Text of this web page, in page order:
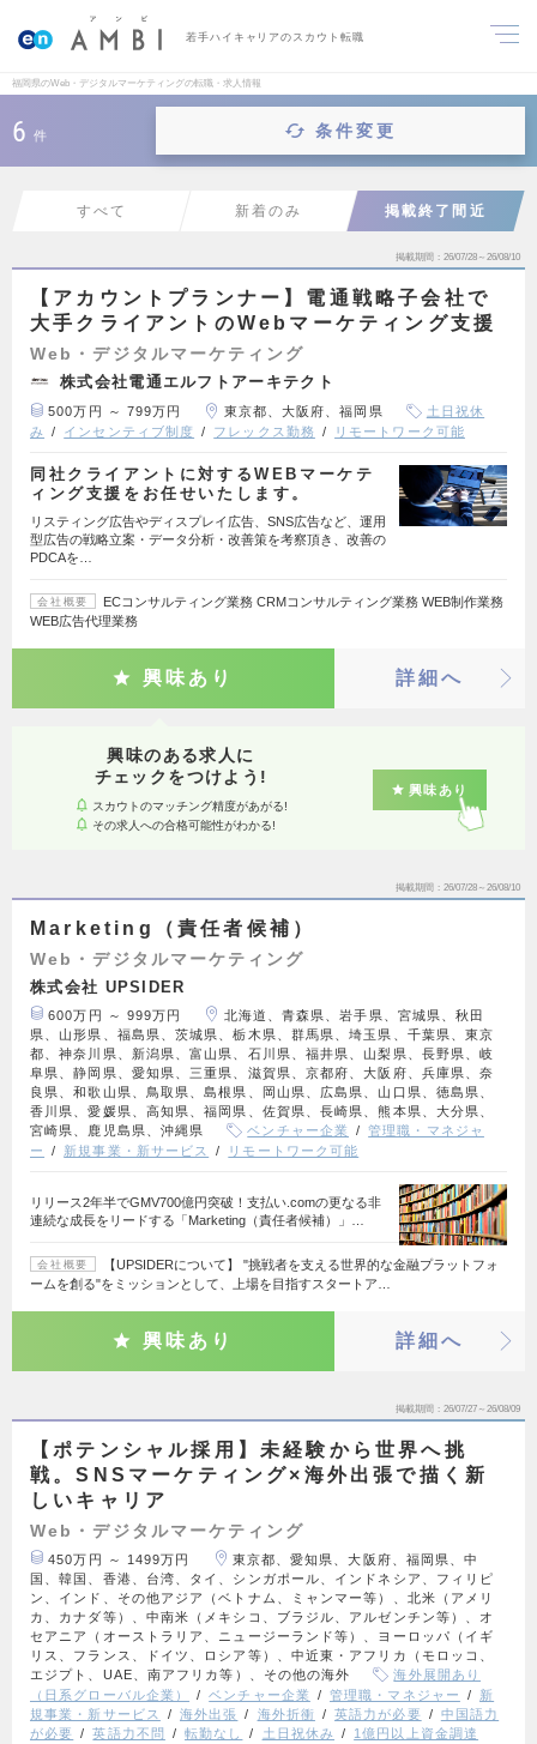
若手ハイキャリアのスカウト転職
福岡県のWeb・デジタルマーケティングの転職・求人情報
6 件 条件変更
すべて 新着のみ 掲載終了間近
掲載期間 26/07/28～26/08/10
【アカウントプランナー】電通戦略子会社で
大手クライアントのWebマーケティング支援
Web・デジタルマーケティング
株式会社電通エルフトアーキテクト
500万円 ～ 799万円 東京都、大阪府、福岡県
土日祝休
み
インセンティブ制度 フレックス勤務 リモートワーク可能
同社クライアントに対するWEBマーケテ
ィング支援をお任せいたします。
リスティング広告やディスプレイ広告、SNS広告など、運用
型広告の戦略立案・データ分析・改善策を考察頂き、改善の
PDCAを…
会社概要
ECコンサルティング業務 CRMコンサルティング業務 WEB制作業務
WEB広告代理業務
興味あり 詳細へ
興味のある求人に
チェックをつけよう!
スカウトのマッチング精度があがる!
その求人への合格可能性がわかる!
興味あり
掲載期間 26/07/28～26/08/10
Marketing（責任者候補）
Web・デジタルマーケティング
株式会社 UPSIDER
600万円 ～ 999万円
北海道、青森県、岩手県、宮城県、秋田
県、山形県、福島県、茨城県、栃木県、群馬県、埼玉県、千葉県、東京
都、神奈川県、新潟県、富山県、石川県、福井県、山梨県、長野県、岐
阜県、静岡県、愛知県、三重県、滋賀県、京都府、大阪府、兵庫県、奈
良県、和歌山県、鳥取県、島根県、岡山県、広島県、山口県、徳島県、
香川県、愛媛県、高知県、福岡県、佐賀県、長崎県、熊本県、大分県、
宮崎県、鹿児島県、沖縄県
ベンチャー企業
管理職・マネジャ
ー
新規事業・新サービス リモートワーク可能
リリース2年半でGMV700億円突破！支払い.comの更なる非
連続な成長をリードする「Marketing（責任者候補）」…
会社概要
【UPSIDERについて】 "挑戦者を支える世界的な金融プラットフォ
ームを創る"をミッションとして、上場を目指すスタートア…
興味あり 詳細へ
掲載期間 26/07/27～26/08/09
【ポテンシャル採用】未経験から世界へ挑
戦。SNSマーケティング×海外出張で描く新
しいキャリア
Web・デジタルマーケティング
450万円 ～ 1499万円
東京都、愛知県、大阪府、福岡県、中
国、韓国、香港、台湾、タイ、シンガポール、インドネシア、フィリピ
ン、インド、その他アジア（ベトナム、ミャンマー等）、北米（アメリ
カ、カナダ等）、中南米（メキシコ、ブラジル、アルゼンチン等）、オ
セアニア（オーストラリア、ニュージーランド等）、ヨーロッパ（イギ
リス、フランス、ドイツ、ロシア等）、中近東・アフリカ（モロッコ、
エジプト、UAE、南アフリカ等）、その他の海外
海外展開あり
（日系グローバル企業）
ベンチャー企業 管理職・マネジャー
新
規事業・新サービス
海外出張 海外折衝 英語力が必要
中国語力
が必要
英語力不問 転勤なし 土日祝休み
1億円以上資金調達